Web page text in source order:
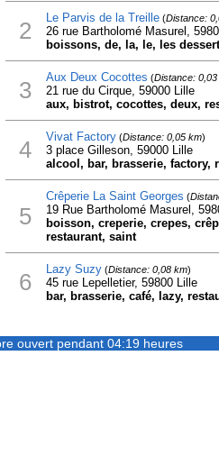
2 Le Parvis de la Treille(Distance:
26 rue Bartholomé Masurel,
boissons, de, la, le, les
3 Aux Deux Cocottes (Distance: 0,03
21 rue du Cirque, 59000 Lille
aux, bistrot, cocottes, deux,
4 Vivat Factory(Distance: 0,05 km)
3 place Gilleson, 59000 Lille
alcool, bar, brasserie, factory,
5
Crêperie La Saint Georges (
19 Rue Bartholomé Masurel,
boisson, creperie, crepes,
restaurant, saint
6 Lazy Suzy(Distance: 0,08 km)
45 rue Lepelletier, 59800 Lille
bar, brasserie, café, lazy,
ouvert pendant 04:19 heures